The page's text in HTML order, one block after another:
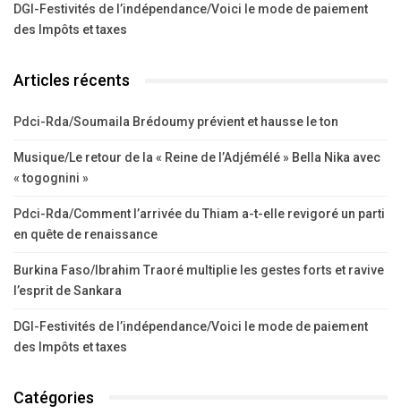
DGI-Festivités de l’indépendance/Voici le mode de paiement
des Impôts et taxes
Articles récents
Pdci-Rda/Soumaila Brédoumy prévient et hausse le ton
Musique/Le retour de la « Reine de l’Adjémélé » Bella Nika avec
« togognini »
Pdci-Rda/Comment l’arrivée du Thiam a-t-elle revigoré un parti
en quête de renaissance
Burkina Faso/Ibrahim Traoré multiplie les gestes forts et ravive
l’esprit de Sankara
DGI-Festivités de l’indépendance/Voici le mode de paiement
des Impôts et taxes
Catégories